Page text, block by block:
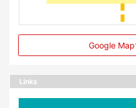
Google Map
Links